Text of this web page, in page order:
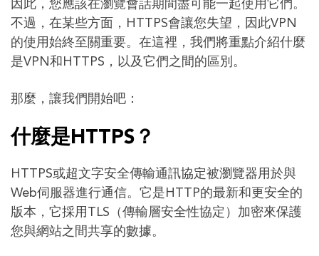
因此，您應該在瀏覽會話期間盡可能一起使用它們。
不過，在某些方面，HTTPS會讓您失望，因此VPN
的使用始終至關重要。在這裡，我們將重點介紹什麼
是VPN和HTTPS，以及它們之間的區別。
那麼，讓我們開始吧：
什麼是HTTPS？
HTTPS或超文字安全傳輸通訊協定被瀏覽器用於與
Web伺服器進行通信。它是HTTP的最新和更安全的
版本，它採用TLS（傳輸層安全性協定）加密來保護
您與網站之間共享的數據。